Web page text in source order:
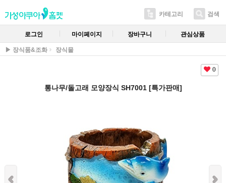
카테고리 검색
로그인 마이페이지 장바구니 관심상품
▶ 장식품&조화 장식물
0
통나무/돌고래 모양장식 SH7001 [특가판매]